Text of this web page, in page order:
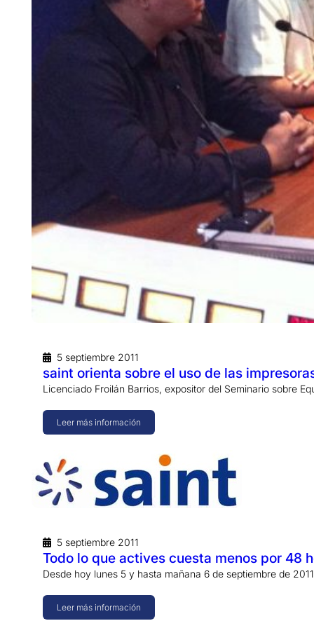
5 septiembre 2011
saint orienta sobre el uso de las
Licenciado Froilán Barrios, expositor del Seminario sobre
Leer más información
5 septiembre 2011
Todo lo que actives cuesta menos por 48
Desde hoy lunes 5 y hasta mañana 6 de septiembre de
Leer más información